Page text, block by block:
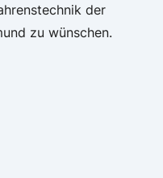
der
zu wünschen.